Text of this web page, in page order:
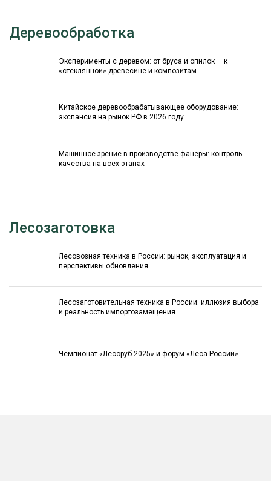
Деревообработка
Эксперименты с деревом: от бруса и опилок — к
«стеклянной» древесине и композитам
Китайское деревообрабатывающее оборудование:
экспансия на рынок РФ в 2026 году
Машинное зрение в производстве фанеры: контроль
качества на всех этапах
Лесозаготовка
Лесовозная техника в России: рынок, эксплуатация и
перспективы обновления
Лесозаготовительная техника в России: иллюзия выбора
и реальность импортозамещения
Чемпионат «Лесоруб-2025» и форум «Леса России»